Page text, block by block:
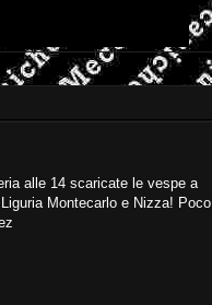
alle 14 scaricate le vespe a
Montecarlo e Nizza! Poco